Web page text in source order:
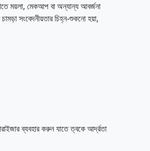
ময়লা, মেকআপ বা অন্যান্য আবর্জনা
সংবেদনীয়তার চিহ্ন-শুকনো হয়া,
ব্যবহার করুন যাতে ত্বকে আর্দ্রতা